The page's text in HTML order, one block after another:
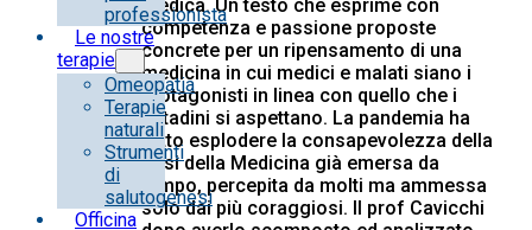
professionista
Le nostre
terapie
Omeopatia
Terapie
naturali
Strumenti
di
salutogenesi
Officina
medica. Un testo che esprime con
competenza e passione proposte
concrete per un ripensamento di una
medicina in cui medici e malati siano i
protagonisti in linea con quello che i
cittadini si aspettano. La pandemia ha
fatto esplodere la consapevolezza della
crisi della Medicina già emersa da
tempo, percepita da molti ma ammessa
solo dai più coraggiosi. Il prof Cavicchi